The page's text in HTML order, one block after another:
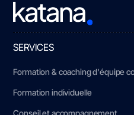
SERVICES
Formation & coaching d'équipe
Formation individuelle